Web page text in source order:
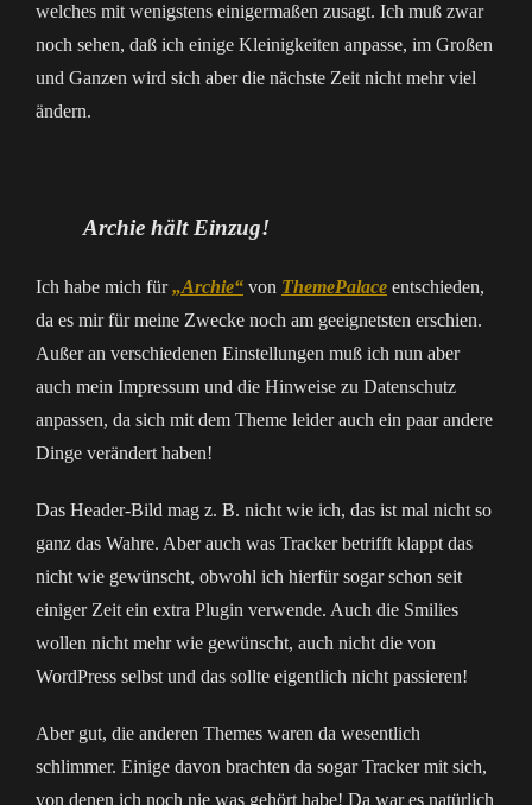
welches mit wenigstens einigermaßen zusagt. Ich muß zwar
noch sehen, daß ich einige Kleinigkeiten anpasse, im Großen
und Ganzen wird sich aber die nächste Zeit nicht mehr viel
ändern.
Archie hält Einzug!
Ich habe mich für„Archie“ von ThemePalace entschieden,
da es mir für meine Zwecke noch am geeignetsten erschien.
Außer an verschiedenen Einstellungen muß ich nun aber
auch mein Impressum und die Hinweise zu Datenschutz
anpassen, da sich mit dem Theme leider auch ein paar andere
Dinge verändert haben!
Das Header-Bild mag z. B. nicht wie ich, das ist mal nicht so
ganz das Wahre. Aber auch was Tracker betrifft klappt das
nicht wie gewünscht, obwohl ich hierfür sogar schon seit
einiger Zeit ein extra Plugin verwende. Auch die Smilies
wollen nicht mehr wie gewünscht, auch nicht die von
WordPress selbst und das sollte eigentlich nicht passieren!
Aber gut, die anderen Themes waren da wesentlich
schlimmer. Einige davon brachten da sogar Tracker mit sich,
von denen ich noch nie was gehört habe! Da war es natürlich